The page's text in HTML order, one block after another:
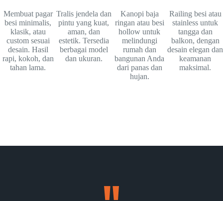
Membuat pagar
besi minimalis,
klasik, atau
custom sesuai
desain. Hasil
rapi, kokoh, dan
tahan lama.
Tralis jendela dan
pintu yang kuat,
aman, dan
estetik. Tersedia
berbagai model
dan ukuran.
Kanopi baja
ringan atau besi
hollow untuk
melindungi
rumah dan
bangunan Anda
dari panas dan
hujan.
Railing besi atau
stainless untuk
tangga dan
balkon, dengan
desain elegan dan
keamanan
maksimal.